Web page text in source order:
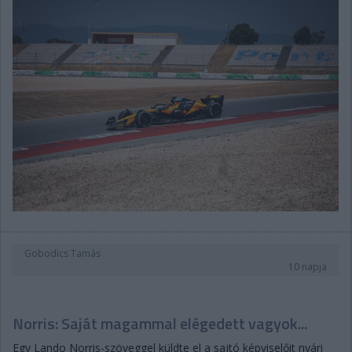
Gobodics Tamás
10 napja
Norris: Saját magammal elégedett vagyok...
Egy Lando Norris-szöveggel küldte el a sajtó képviselőit nyári